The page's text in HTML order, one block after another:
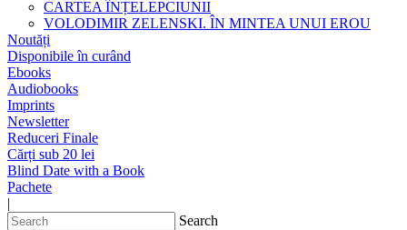
CARTEA ÎNȚELEPCIUNII
VOLODIMIR ZELENSKI. ÎN MINTEA UNUI EROU
Noutăți
Disponibile în curând
Ebooks
Audiobooks
Imprints
Newsletter
Reduceri Finale
Cărți sub 20 lei
Blind Date with a Book
Pachete
|
Search